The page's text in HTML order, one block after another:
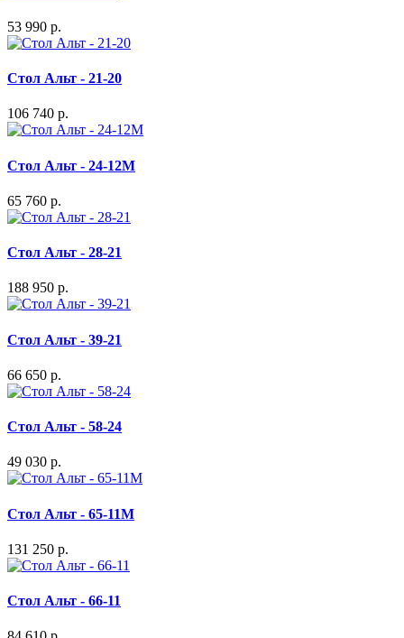
53 990 р.
Стол Альт - 21-20
106 740 р.
Стол Альт - 24-12М
65 760 р.
Стол Альт - 28-21
188 950 р.
Стол Альт - 39-21
66 650 р.
Стол Альт - 58-24
49 030 р.
Стол Альт - 65-11M
131 250 р.
Стол Альт - 66-11